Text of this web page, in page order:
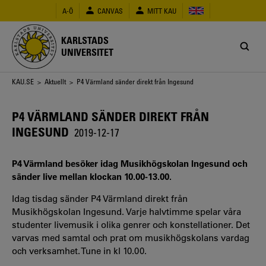
huvudinnehåll
A-Ö CANVAS MITT KAU
KARLSTADS
UNIVERSITET
Länkstig
KAU.SE > Aktuellt > P4 Värmland sänder direkt från Ingesund
P4 VÄRMLAND SÄNDER DIREKT FRÅN
INGESUND 2019-12-17
P4 Värmland besöker idag Musikhögskolan Ingesund och
sänder live mellan klockan 10.00-13.00.
Idag tisdag sänder P4 Värmland direkt från
Musikhögskolan Ingesund. Varje halvtimme spelar våra
studenter livemusik i olika genrer och konstellationer. Det
varvas med samtal och prat om musikhögskolans vardag
och verksamhet. Tune in kl 10.00.